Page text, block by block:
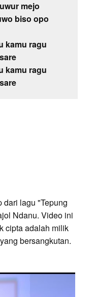
mejo
biso opo
kamu ragu
kamu ragu
dari lagu "Tepung
Ndanu. Video ini
cipta adalah milik
bersangkutan.